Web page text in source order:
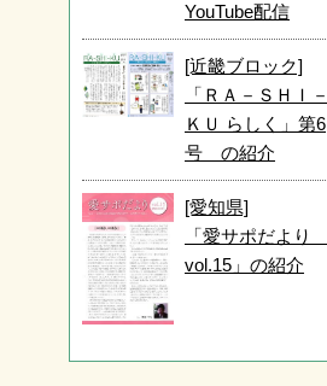
YouTube配信
[近畿ブロック]
「ＲＡ－ＳＨＩ－
ＫＵ らしく」第6
号 の紹介
[愛知県]
「愛サポだより
vol.15」の紹介